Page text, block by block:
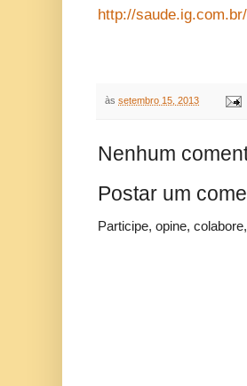
http://
às setembro 15, 2013
Nenhum
Postar um
Participe, opine,